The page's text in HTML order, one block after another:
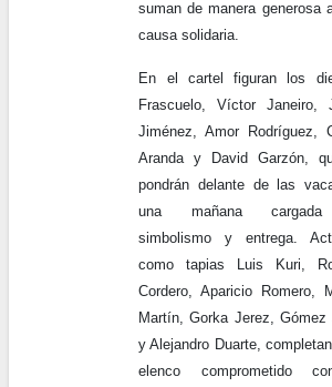
suman de manera generosa
causa solidaria.
En el cartel figuran los
Frascuelo, Víctor Janeiro,
Jiménez, Amor Rodríguez,
Aranda y David Garzón,
pondrán delante de las
una mañana
simbolismo y entrega.
como tapias Luis Kuri,
Cordero, Aparicio Romero,
Martín, Gorka Jerez, Gómez
y Alejandro Duarte,
elenco comprometido